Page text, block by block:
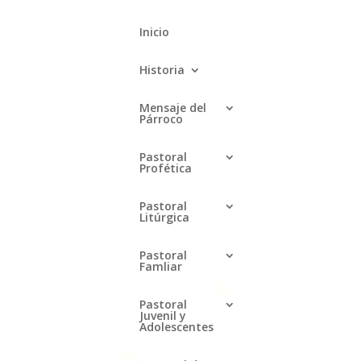
Inicio
Historia
Mensaje del
Párroco
Pastoral
Profética
Pastoral
Litúrgica
Pastoral
Famliar
Pastoral
Juvenil y
Adolescentes
Recent Posts
Rezo de los 46 Rosarios a la